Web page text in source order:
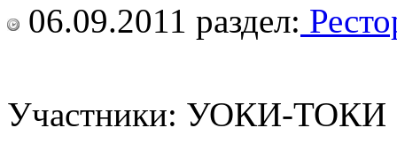
06.09.2011 раздел:
Участники: УОКИ-ТОКИ